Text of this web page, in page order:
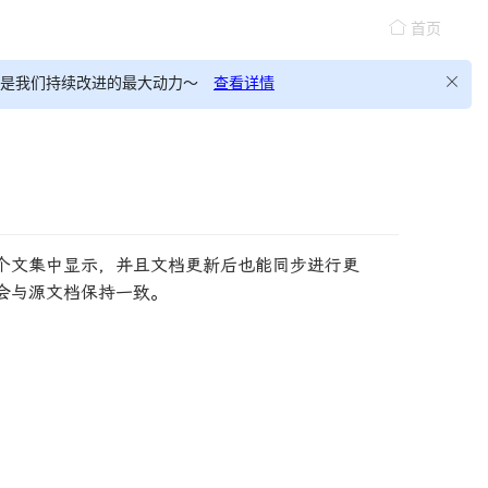
首页
我们持续改进的最大动力～ 查看详情
集中显示，并且文档更新后也能同步进行更
源文档保持一致。